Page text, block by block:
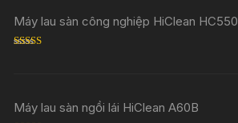
Máy lau sàn công nghiệp HiClean HC550
Máy lau sàn ngồi lái HiClean A60B